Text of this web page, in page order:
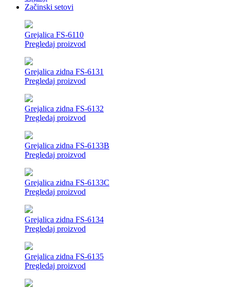
Začinski setovi
Grejalica FS-6110
Pregledaj proizvod
Grejalica zidna FS-6131
Pregledaj proizvod
Grejalica zidna FS-6132
Pregledaj proizvod
Grejalica zidna FS-6133B
Pregledaj proizvod
Grejalica zidna FS-6133C
Pregledaj proizvod
Grejalica zidna FS-6134
Pregledaj proizvod
Grejalica zidna FS-6135
Pregledaj proizvod